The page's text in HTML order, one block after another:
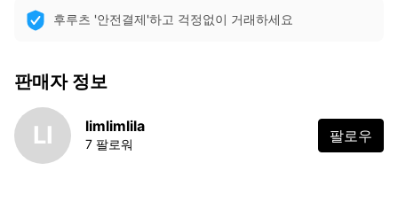
후루츠 '안전결제'하고 걱정없이 거래하세요
판매자 정보
LI limlimlila
7 팔로워 팔로우